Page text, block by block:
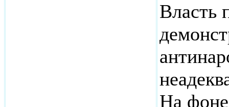
Власть
На